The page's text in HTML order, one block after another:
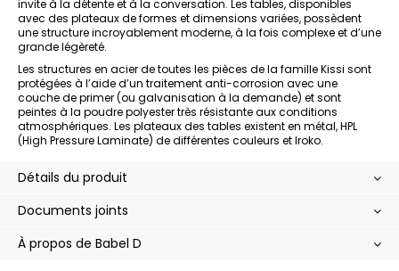
invite à la détente et à la conversation. Les tables, disponibles
avec des plateaux de formes et dimensions variées, possèdent
une structure incroyablement moderne, à la fois complexe et d’une
grande légèreté.
Les structures en acier de toutes les pièces de la famille Kissi sont
protégées à l’aide d’un traitement anti-corrosion avec une
couche de primer (ou galvanisation à la demande) et sont
peintes à la poudre polyester très résistante aux conditions
atmosphériques. Les plateaux des tables existent en métal, HPL
(High Pressure Laminate) de différentes couleurs et Iroko.
Détails du produit
Documents joints
À propos de Babel D